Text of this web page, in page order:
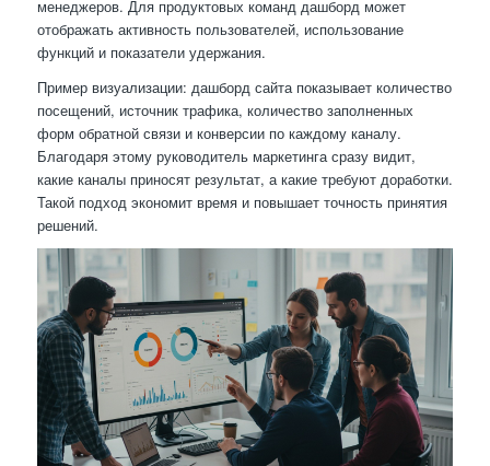
менеджеров. Для продуктовых команд дашборд может
отображать активность пользователей, использование
функций и показатели удержания.
Пример визуализации: дашборд сайта показывает количество
посещений, источник трафика, количество заполненных
форм обратной связи и конверсии по каждому каналу.
Благодаря этому руководитель маркетинга сразу видит,
какие каналы приносят результат, а какие требуют доработки.
Такой подход экономит время и повышает точность принятия
решений.